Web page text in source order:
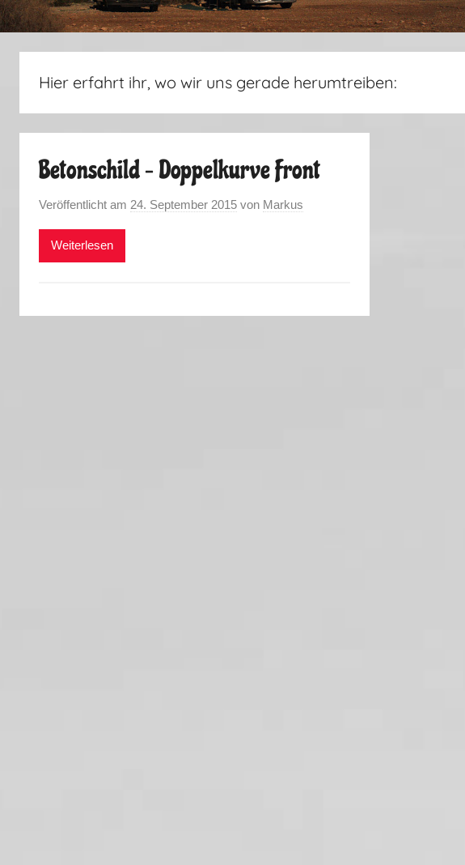
Hier erfahrt ihr, wo wir uns gerade herumtreiben:
Betonschild – Doppelkurve Front
Veröffentlicht am 24. September 2015 von Markus
Weiterlesen